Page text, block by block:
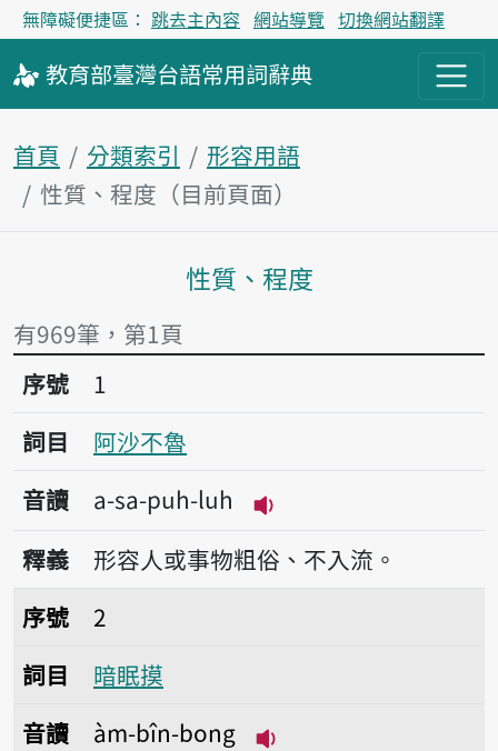
無障礙便捷區： 跳去主內容 網站導覽 切換網站翻譯
教育部臺灣台語常用詞辭典
首頁 分類索引
形容用語
性質、程度（目前頁面）
主內容區塊
性質、程度
有969筆，第1頁
序號1阿沙不魯
序號
1
詞目
阿沙不魯
音讀
a-sa-puh-luh
播放音讀a-sa-puh-luh
釋義
形容人或事物粗俗、不入流。
序號2暗眠摸
序號
2
詞目
暗眠摸
音讀
àm-bîn-bong